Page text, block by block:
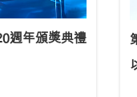
週年頒獎典禮